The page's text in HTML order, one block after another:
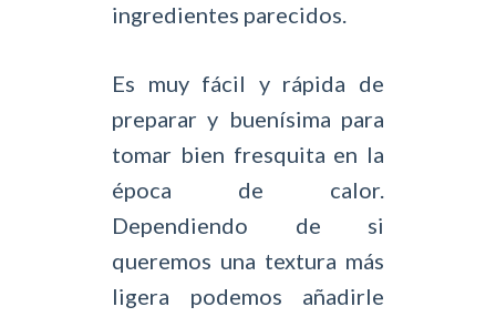
ingredientes parecidos.
Es muy fácil y rápida de
preparar y buenísima para
tomar bien fresquita en la
época de calor.
Dependiendo de si
queremos una textura más
ligera podemos añadirle